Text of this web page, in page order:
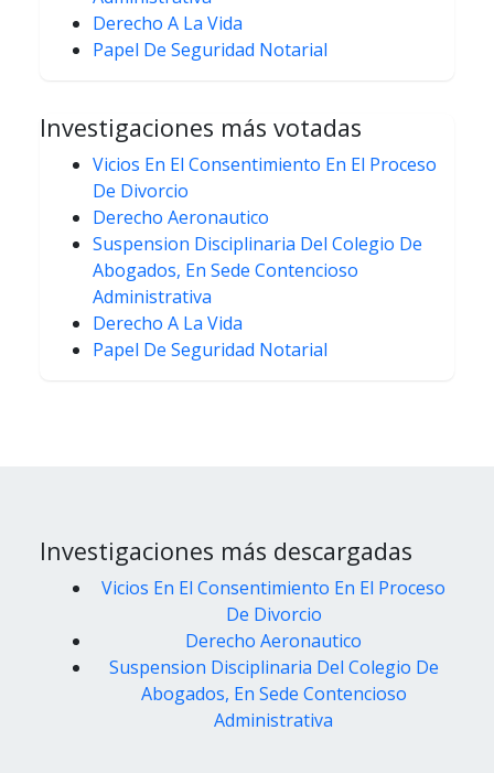
Derecho A La Vida
Papel De Seguridad Notarial
Investigaciones más votadas
Vicios En El Consentimiento En El Proceso
De Divorcio
Derecho Aeronautico
Suspension Disciplinaria Del Colegio De
Abogados, En Sede Contencioso
Administrativa
Derecho A La Vida
Papel De Seguridad Notarial
Investigaciones más descargadas
Vicios En El Consentimiento En El Proceso
De Divorcio
Derecho Aeronautico
Suspension Disciplinaria Del Colegio De
Abogados, En Sede Contencioso
Administrativa